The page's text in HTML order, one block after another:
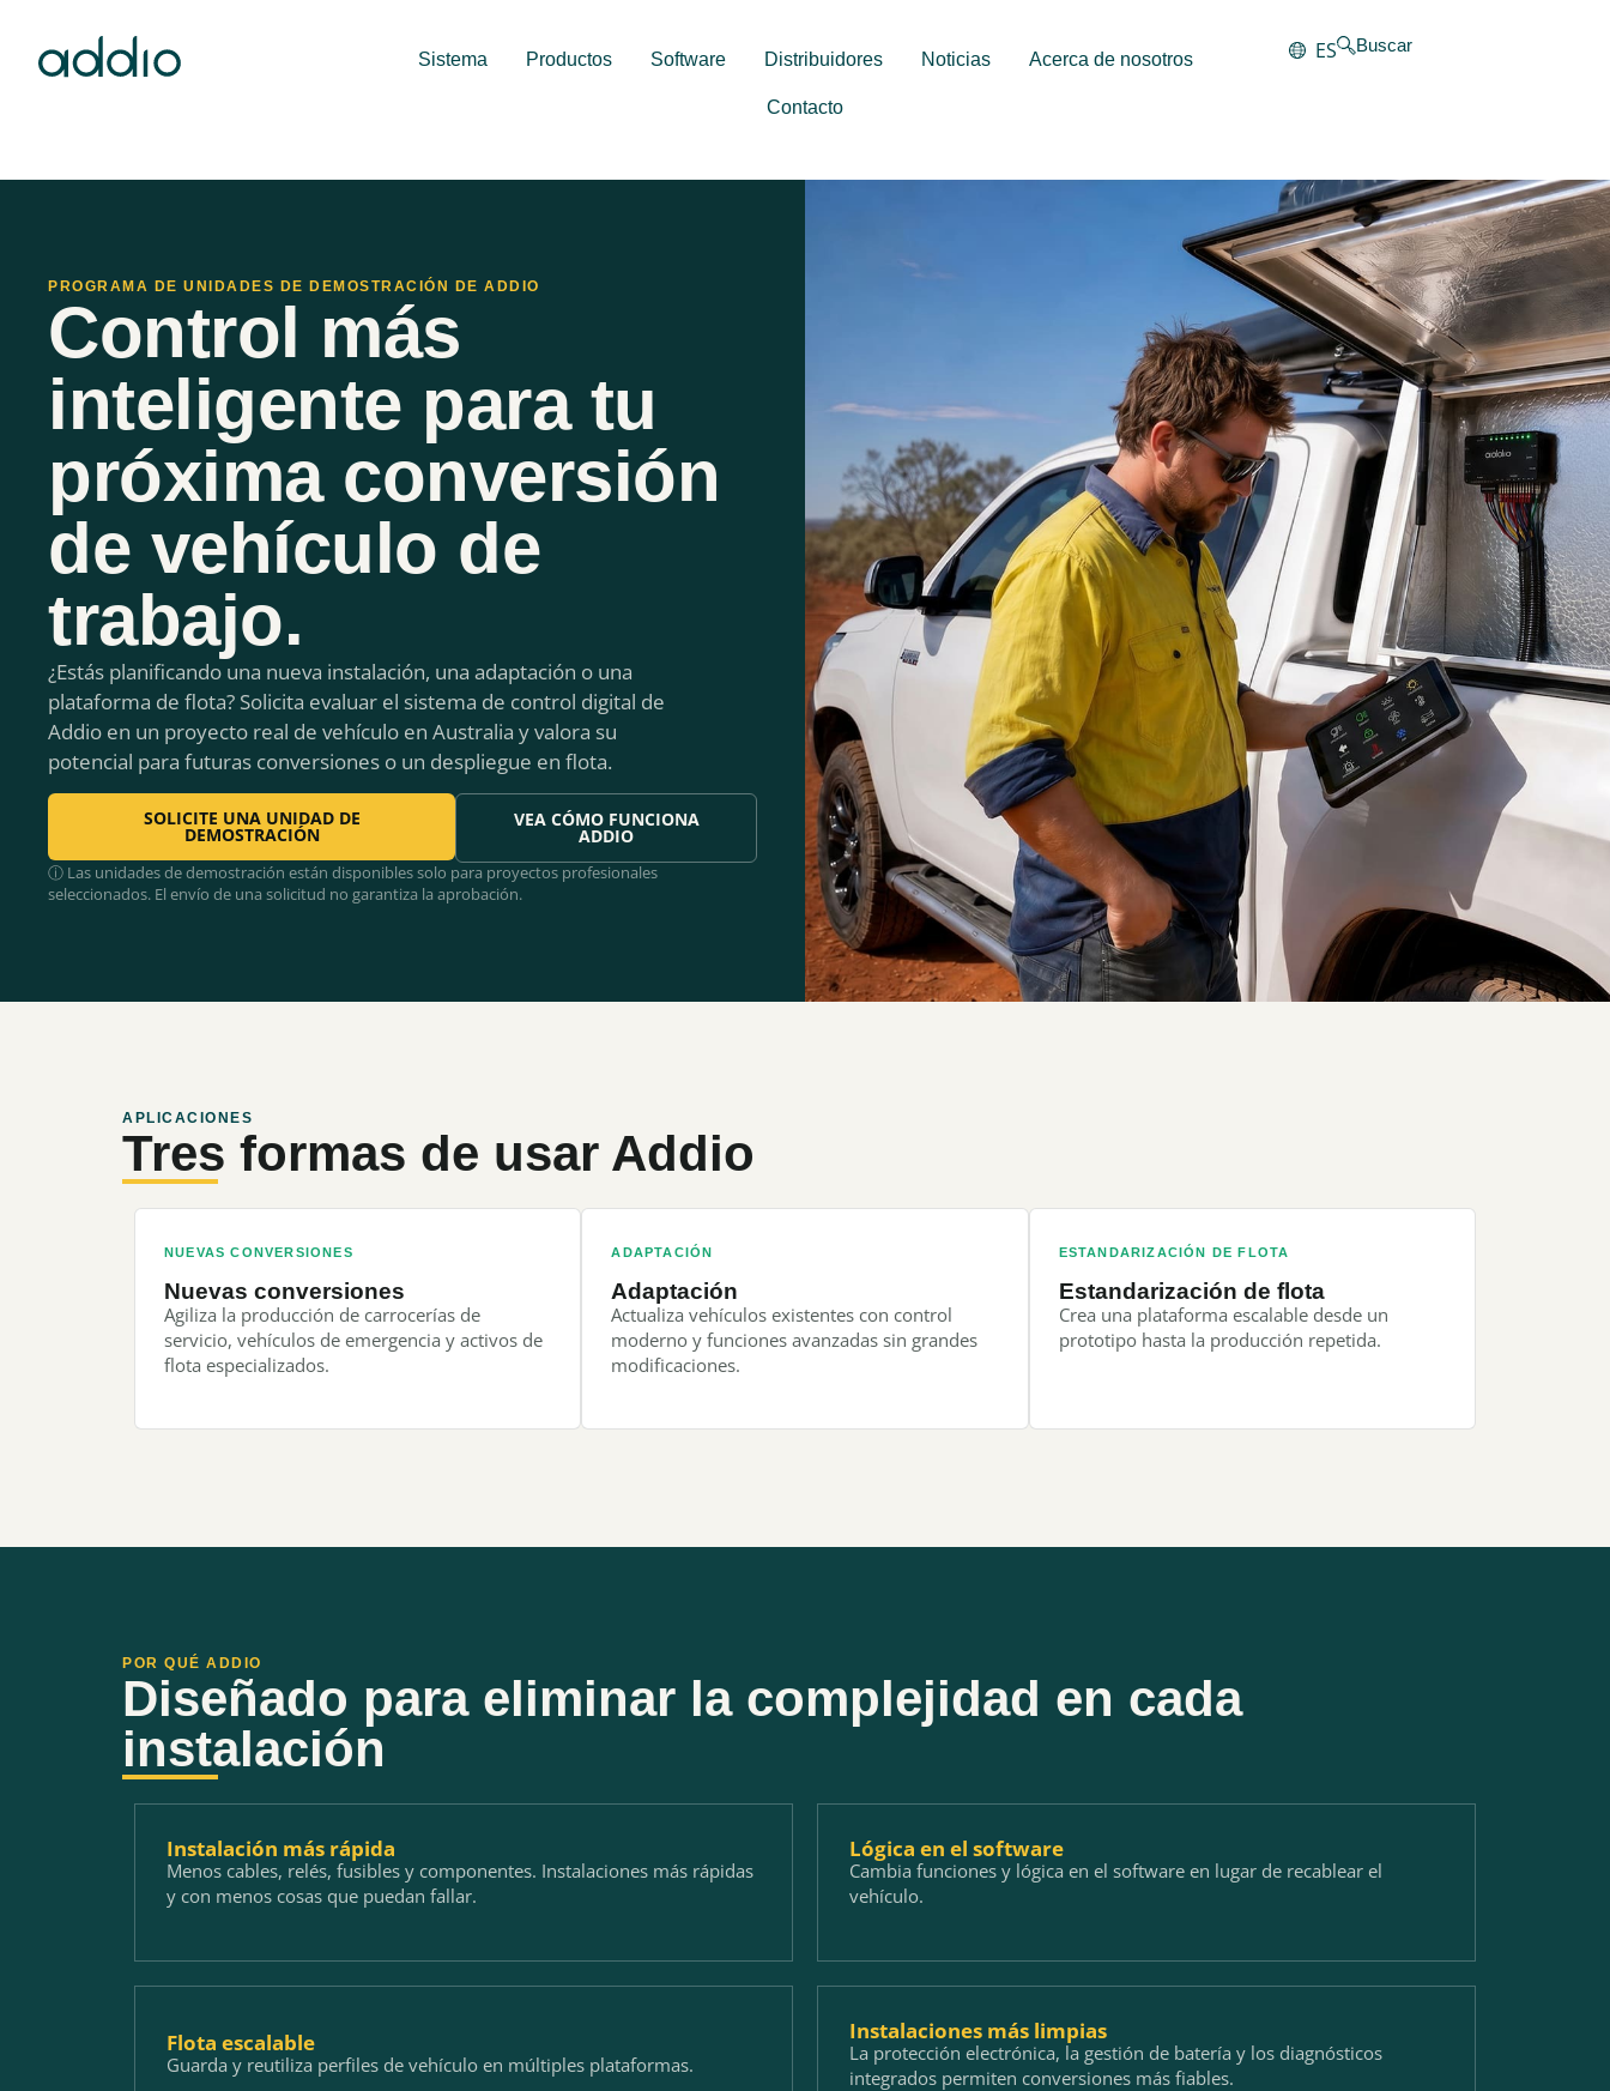
Sistema Productos Software Distribuidores Noticias Acerca de nosotros
Contacto
ES Buscar
PROGRAMA DE UNIDADES DE DEMOSTRACIÓN DE ADDIO
Control más
inteligente para tu
próxima conversión
de vehículo de
trabajo.
¿Estás planificando una nueva instalación, una adaptación o una
plataforma de flota? Solicita evaluar el sistema de control digital de
Addio en un proyecto real de vehículo en Australia y valora su
potencial para futuras conversiones o un despliegue en flota.
SOLICITE UNA UNIDAD DE
DEMOSTRACIÓN
VEA CÓMO FUNCIONA
ADDIO
ⓘ Las unidades de demostración están disponibles solo para proyectos profesionales
seleccionados. El envío de una solicitud no garantiza la aprobación.
APLICACIONES
Tres formas de usar Addio
NUEVAS CONVERSIONES
Nuevas conversiones
Agiliza la producción de carrocerías de
servicio, vehículos de emergencia y activos de
flota especializados.
ADAPTACIÓN
Adaptación
Actualiza vehículos existentes con control
moderno y funciones avanzadas sin grandes
modificaciones.
ESTANDARIZACIÓN DE FLOTA
Estandarización de flota
Crea una plataforma escalable desde un
prototipo hasta la producción repetida.
POR QUÉ ADDIO
Diseñado para eliminar la complejidad en cada
instalación
Instalación más rápida
Menos cables, relés, fusibles y componentes. Instalaciones más rápidas
y con menos cosas que puedan fallar.
Lógica en el software
Cambia funciones y lógica en el software en lugar de recablear el
vehículo.
Flota escalable
Guarda y reutiliza perfiles de vehículo en múltiples plataformas.
Instalaciones más limpias
La protección electrónica, la gestión de batería y los diagnósticos
integrados permiten conversiones más fiables.